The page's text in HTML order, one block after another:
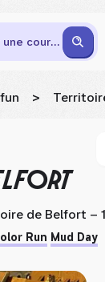
Rechercher une course
>
de Belfort –
Run Mud Day